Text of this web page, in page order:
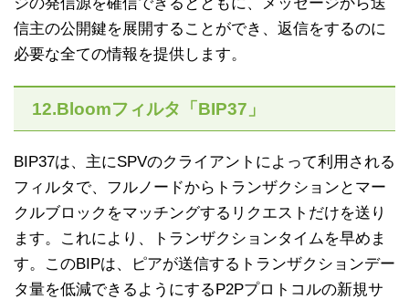
信主の公開鍵を展開することができ、返信をするのに
必要な全ての情報を提供します。
12.Bloomフィルタ「BIP37」
BIP37は、主にSPVのクライアントによって利用される
フィルタで、フルノードからトランザクションとマー
クルブロックをマッチングするリクエストだけを送り
ます。これにより、トランザクションタイムを早めま
す。このBIPは、ピアが送信するトランザクションデー
タ量を低減できるようにするP2Pプロトコルの新規サ